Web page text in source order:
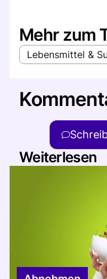
Mehr zum
Lebensmittel &
Weiterlesen